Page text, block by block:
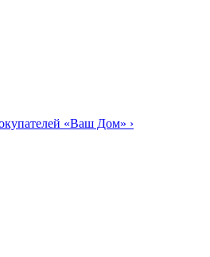
«Ваш Дом» ›